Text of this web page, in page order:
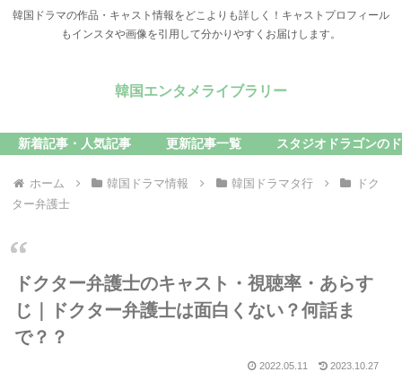
韓国ドラマの作品・キャスト情報をどこよりも詳しく！キャストプロフィール
もインスタや画像を引用して分かりやすくお届けします。
韓国エンタメライブラリー
新着記事・人気記事 更新記事一覧 スタジオドラゴンの
ホーム 韓国ドラマ情報 韓国ドラマタ行
ドク
ター弁護士
ドクター弁護士のキャスト・視聴率・あらす
じ｜ドクター弁護士は面白くない？何話ま
で？？
2022.05.11 2023.10.27